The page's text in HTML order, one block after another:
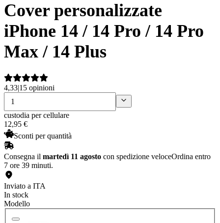
Cover personalizzate
iPhone 14 / 14 Pro / 14 Pro
Max / 14 Plus
4,33|15 opinioni
custodia per cellulare
12,95 €
Sconti per quantità
Consegna il martedì 11 agosto con spedizione veloceOrdina entro
7 ore 39 minuti.
Inviato a ITA
In stock
Modello